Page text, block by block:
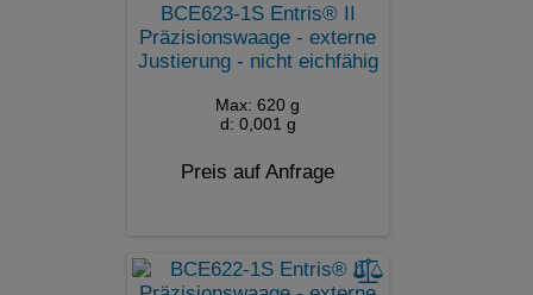
BCE623-1S Entris® II
Präzisionswaage - externe
Justierung - nicht eichfähig
Max: 620 g
d: 0,001 g
Preis auf Anfrage